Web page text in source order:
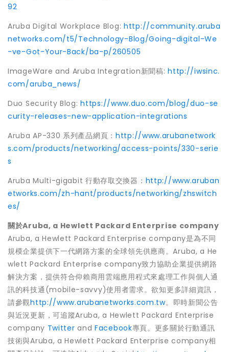
92
Aruba Digital Workplace Blog: http://community.aruba
networks.com/t5/Technology-Blog/Going-digital-We
-ve-Got-Your-Back/ba-p/260505
ImageWare and Aruba Integration新聞稿:http://iwsinc.
com/aruba_news/
Duo Security Blog:https://www.duo.com/blog/duo-se
curity-releases-new-application-integrations
Aruba AP-330 系列產品網頁： http://www.arubanetwork
s.com/products/networking/access-points/330-serie
s
Aruba Multi-gigabit 行動存取交換器： http://www.aruban
etworks.com/zh-hant/products/networking/zhswitch
es/
關於Aruba, a Hewlett Packard Enterprise company
Aruba, a Hewlett Packard Enterprise company是為不同
規模企業提供下一代網路方案的全球領先供應商。Aruba, a He
wlett Packard Enterprise company致力協助企業提供網路
解決方案，提供符合仰賴商用雲端應用程式來處理工作與個人通
訊的科技通(mobile-savvy)使用者需求。欲知更多詳細資訊，
請參觀http://www.arubanetworks.com.tw。即時新聞公告
與近況更新，可追蹤Aruba, a Hewlett Packard Enterprise
company Twitter andFacebook專頁。更多關於行動通訊
技術與Aruba, a Hewlett Packard Enterprise company相